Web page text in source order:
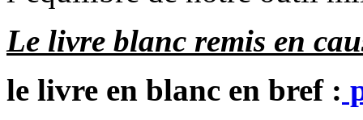
Le livre blanc remis en
le livre en blanc en bref :